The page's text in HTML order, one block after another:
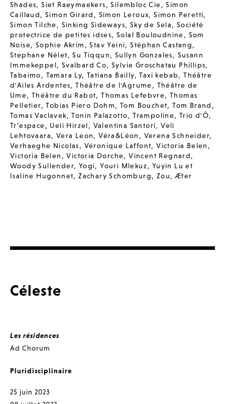
Shades,Siet Raeymaekers,Silembloc Cie,Simon
Caillaud,Simon Girard , Simon Leroux,Simon Peretti,
Simon Tilche, Sinking Sideways, Sky de Sela,Société
protectrice de petites idses,Solal Bouloudnine, Som
Noise, Sophie Akrim ,Stav Yeini,Stéphan Castang,
Stephane Nélet,Su Tiqqun, Sullyn Gonzales, Susann
Immekeppel, Svalbard Co,Sylvie Groschatau Phillips,
Tabaimo, Tamara Ly,Tatiana Bailly,Taxi kebab,Théâtre
d'Ailes Ardentes,Théâtre de l'Agrume, Théâtre de
Ume,Théâtre du Rabot,Thomas Lefebvre,Thomas
Pelletier,Tobias Piero Dohm,Tom Bouchet,Tom Brand ,
Tomas Vaclavek,Tonin Palazotto,Trampoline,Trio d'Ô,
Tr’espace, Ueli Hirzel, Valentina Santori,Veli
Lehtovaara, Vera Leon,Véra&Léon , Verena Schneider,
Verhaeghe Nicolas, Véronique Laffont,Victoria Belen ,
Victoria Belen ,Victoria Dorche,Vincent Regnard,
Woody Sullender, Yogi,Youri Mlekuz, Yuyin Lu et
Isaline Hugonnet,Zachary Schomburg, Zou, Æter
Céleste
Les résidences
Ad Chorum
Pluridisciplinaire
25 juin 2023